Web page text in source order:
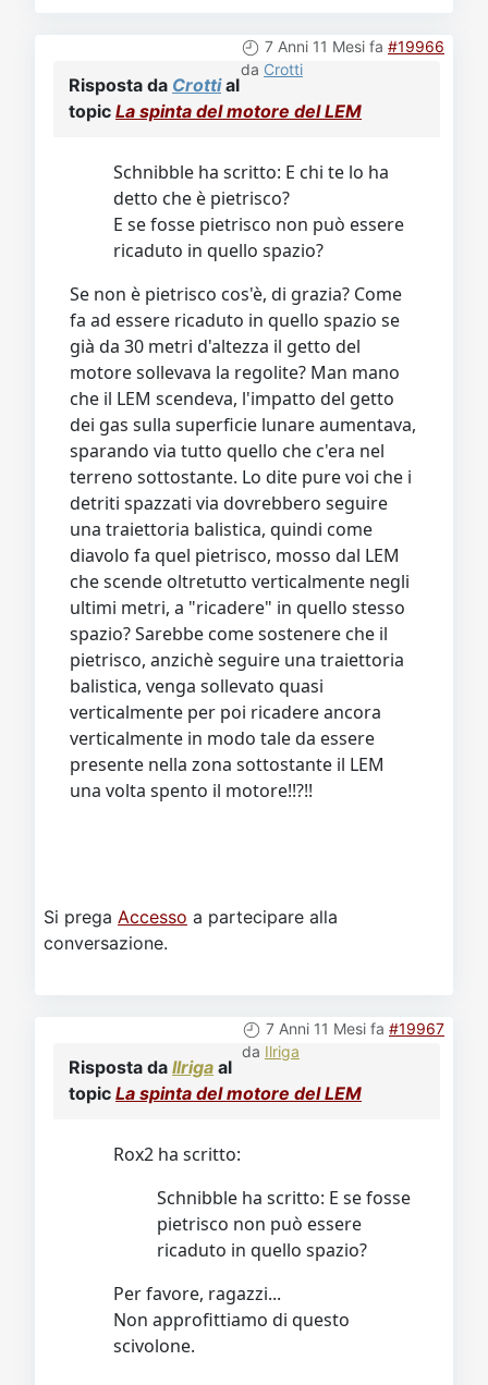
7 Anni 11 Mesi fa #19966
da Crotti
Risposta da Crottial
topic La spinta del motore del LEM
Schnibble ha scritto: E chi te lo ha
detto che è pietrisco?
E se fosse pietrisco non può essere
ricaduto in quello spazio?
Se non è pietrisco cos'è, di grazia? Come
fa ad essere ricaduto in quello spazio se
già da 30 metri d'altezza il getto del
motore sollevava la regolite? Man mano
che il LEM scendeva, l'impatto del getto
dei gas sulla superficie lunare aumentava,
sparando via tutto quello che c'era nel
terreno sottostante. Lo dite pure voi che i
detriti spazzati via dovrebbero seguire
una traiettoria balistica, quindi come
diavolo fa quel pietrisco, mosso dal LEM
che scende oltretutto verticalmente negli
ultimi metri, a "ricadere" in quello stesso
spazio? Sarebbe come sostenere che il
pietrisco, anzichè seguire una traiettoria
balistica, venga sollevato quasi
verticalmente per poi ricadere ancora
verticalmente in modo tale da essere
presente nella zona sottostante il LEM
una volta spento il motore!!?!!
Si prega Accesso a partecipare alla
conversazione.
7 Anni 11 Mesi fa #19967
da Ilriga
Risposta da Ilriga al
topic La spinta del motore del LEM
Rox2 ha scritto:
Schnibble ha scritto: E se fosse
pietrisco non può essere
ricaduto in quello spazio?
Per favore, ragazzi...
Non approfittiamo di questo
scivolone.